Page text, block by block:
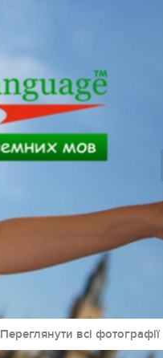
Переглянути всі фотографії